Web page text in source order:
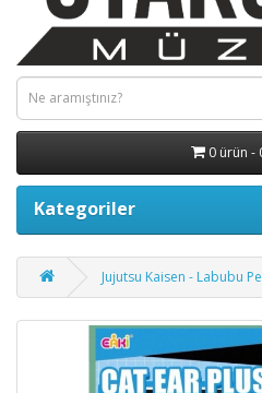
0 ürün -
Kategoriler
Jujutsu Kaisen - Labubu